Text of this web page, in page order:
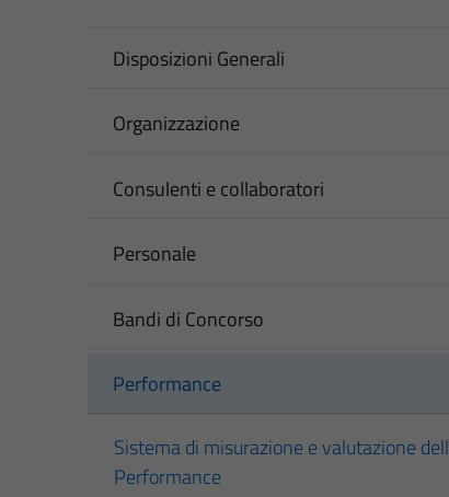
Disposizioni Generali
Organizzazione
Consulenti e collaboratori
Personale
Bandi di Concorso
Performance
Sistema di misurazione e valutazione
Performance